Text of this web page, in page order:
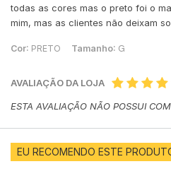
todas as cores mas o preto foi o
mim, mas as clientes não deixam
Cor: PRETO Tamanho: G
AVALIAÇÃO DA LOJA
ESTA AVALIAÇÃO NÃO POSSUI
EU RECOMENDO ESTE